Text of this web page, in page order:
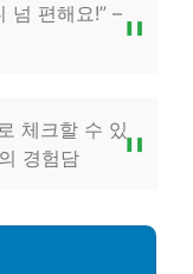
넘 편해요!” –
체크할 수 있
경험담